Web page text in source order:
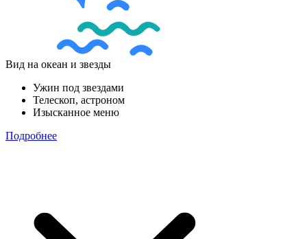
Вид на океан и звезды
Ужин под звездами
Телескоп, астроном
Изысканное меню
Подробнее